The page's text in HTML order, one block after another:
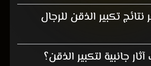
تكبير الذقن للرجال
جانبية لتكبير الذقن؟